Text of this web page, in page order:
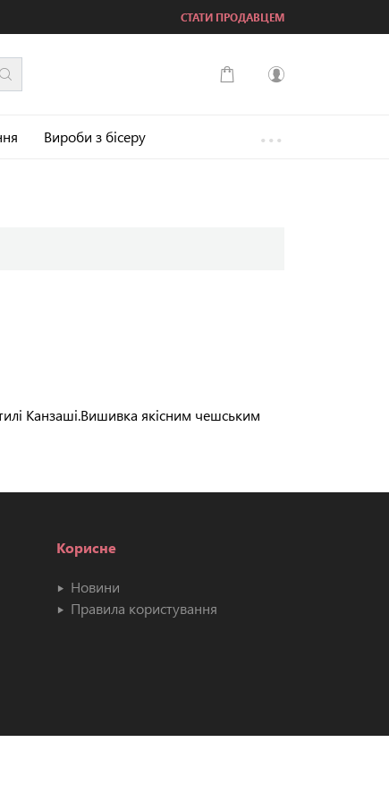
СТАТИ ПРОДАВЦЕМ
...
Вироби з бісеру
Канзаші.Вишивка якісним чешським
Корисне
Новини
Правила користування